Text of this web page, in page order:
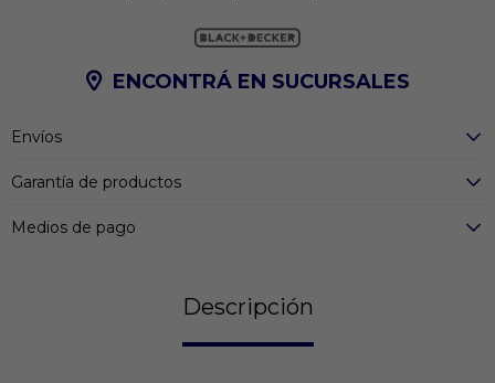
ENCONTRÁ EN SUCURSALES
Envíos
Garantía de productos
Medios de pago
Descripción